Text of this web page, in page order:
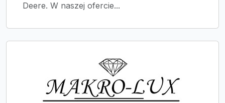
Deere. W naszej ofercie...